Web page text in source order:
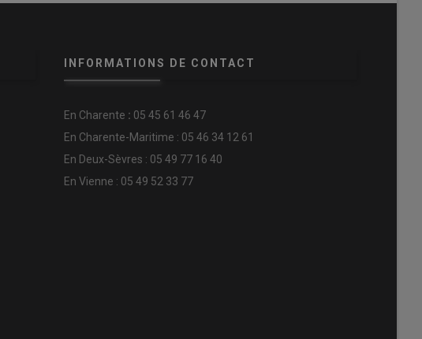
INFORMATIONS DE CONTACT
En Charente : 05 45 61 46 47
En Charente-Maritime : 05 46 34 12 61
En Deux-Sèvres : 05 49 77 16 40
En Vienne : 05 49 52 33 77